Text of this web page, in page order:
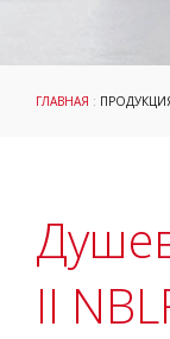
ГЛАВНАЯ :
II